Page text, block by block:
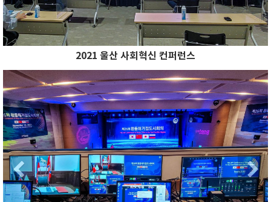
2021 울산 사회혁신 컨퍼런스
Previous
Previous